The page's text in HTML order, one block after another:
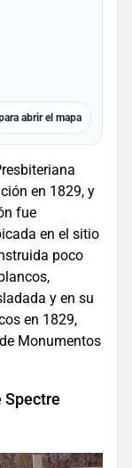
abrir el mapa
en 1829, y
fue
en el sitio
poco
y en su
en 1829,
Monumentos
Spectre